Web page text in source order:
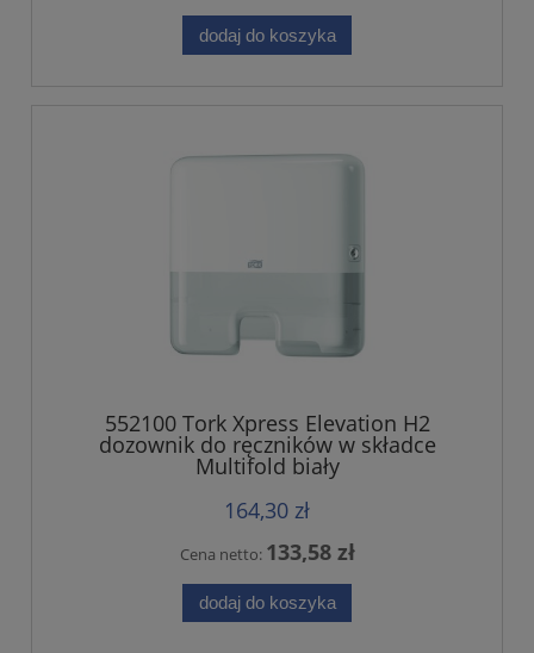
dodaj do koszyka
552100 Tork Xpress Elevation H2
dozownik do ręczników w składce
Multifold biały
164,30 zł
Cena netto: 133,58 zł
dodaj do koszyka